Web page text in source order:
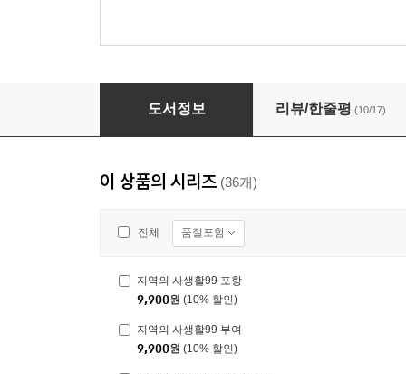
지역의 사생활99 부산광역시편
도서정보 리뷰/한줄평 (10/17)
이 상품의 시리즈 (36개)
전체 품절포함
지역의 사생활99 포항
9,900원 (10% 할인)
지역의 사생활99 부여
9,900원 (10% 할인)